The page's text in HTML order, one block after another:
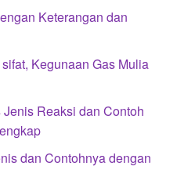
Keterangan dan
Kegunaan Gas Mulia
Reaksi dan Contoh
dan Contohnya dengan